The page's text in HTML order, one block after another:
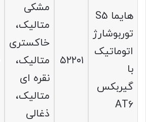
هایما S5
توربوشارژ
اتوماتیک
با
گیربکس
AT6
۵۲۲۰۱
مشکی
متالیک،
خاکستری
متالیک،
نقره ای
متالیک،
ذغالی